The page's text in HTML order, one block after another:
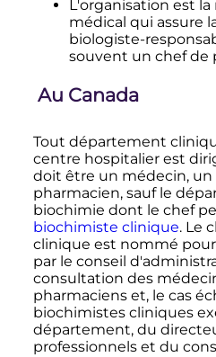
L'organisation est
médical qui assure
biologiste-
souvent un chef de
Au Canada
Tout département
centre hospitalier est
doit être un médecin,
pharmacien, sauf le
biochimie dont le chef
biochimiste clinique. Le
clinique est nommé
par le conseil
consultation des
pharmaciens et, le cas
biochimistes cliniques
département, du
professionnels et du